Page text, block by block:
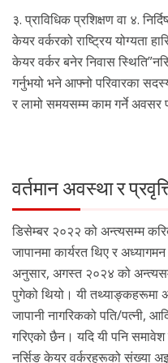
३. प्राविधिक प्रशिक्षण वा ४.
केयर वर्करको राष्ट्रिय योग्यता
केयर वर्कर बनेर निवास
गर्नुभयो भने आफ्नो परिवारका
र लामो समयसम्म काम गर्ने अवसर
वर्तमान अवस्था र
डिसेम्बर २०२२ को अन्त्यसम्म
जापानमा कार्यरत थिए र
अनुसार, अगस्त २०२४ को
पुगेको थियो। यी तथ्याङ्कहरूमा
जापानी नागरिकको पति/पत्नी,
गरिएको छैन। यदि यी पनि समावेश
नर्सिङ केयर वर्करहरूको संख्या